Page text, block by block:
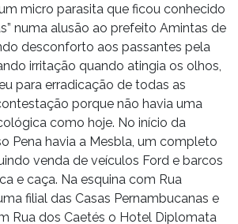
micro parasita que ficou conhecido
numa alusão ao prefeito Amintas de
desconforto aos passantes pela
irritação quando atingia os olhos,
para erradicação de todas as
porque não havia uma
como hoje. No início da
Pena havia a Mesbla, um completo
venda de veículos Ford e barcos
e caça. Na esquina com Rua
filial das Casas Pernambucanas e
Rua dos Caetés o Hotel Diplomata